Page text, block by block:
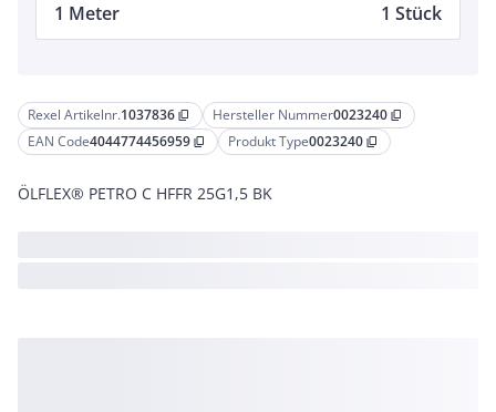
Rexel Artikelnr.1037836 content_copy Hersteller Nummer0023240 content_copy
EAN Code4044774456959 content_copy Produkt Type0023240 content_copy
ÖLFLEX® PETRO C HFFR 25G1,5 BK
1 Meter 1 Stück